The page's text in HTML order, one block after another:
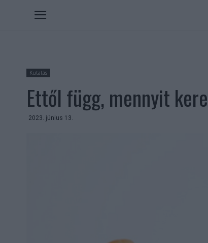
Kutatás
Ettől függ, mennyit
2023. június 13.